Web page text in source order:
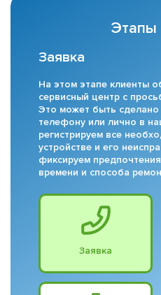
Этапы
Заявка
На этом этапе клиенты
сервисный центр с
Это может быть сделано
телефону или лично в
регистрируем все
устройстве и его
фиксируем
времени и способа
Заявка